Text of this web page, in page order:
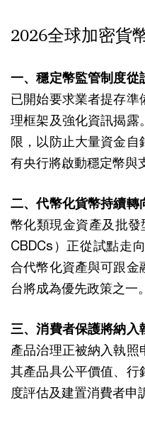
2026全球加密貨
一、穩定幣監管制度從
已開始要求業者提存
理框架及強化資訊揭露
限，以防止大量資金
有央行將啟動穩定幣與
二、代幣化貨幣持續轉
幣化類現金資產及批
CBDCs）正從試點走
合代幣化資產與可跟金
台將成為優先政策之一。
三、消費者保護將納入
產品治理正被納入執照
其產品具公平價值、行
度評估及建置消費者申